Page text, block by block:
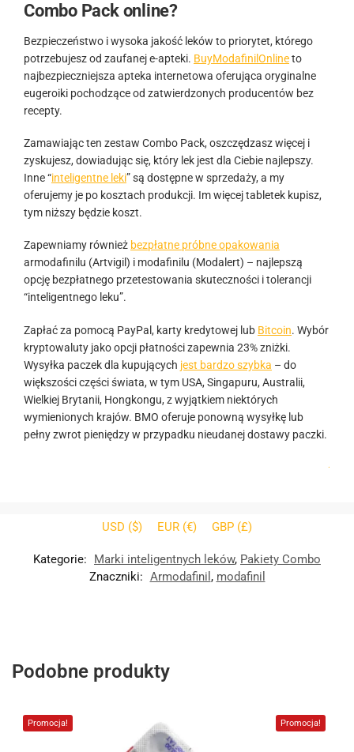
Combo Pack online?
Bezpieczeństwo i wysoka jakość leków to priorytet, którego
potrzebujesz od zaufanej e-apteki. BuyModafinilOnlineto
najbezpieczniejsza apteka internetowa oferująca oryginalne
eugeroiki pochodzące od zatwierdzonych producentów bez
recepty.
Zamawiając ten zestaw Combo Pack, oszczędzasz więcej i
zyskujesz, dowiadując się, który lek jest dla Ciebie najlepszy.
Inne “inteligentne leki” są dostępne w sprzedaży, a my
oferujemy je po kosztach produkcji. Im więcej tabletek kupisz,
tym niższy będzie koszt.
Zapewniamy również bezpłatne próbne opakowania
armodafinilu (Artvigil) i modafinilu (Modalert) – najlepszą
opcję bezpłatnego przetestowania skuteczności i tolerancji
“inteligentnego leku”.
Zapłać za pomocą PayPal, karty kredytowej lub Bitcoin. Wybór
kryptowaluty jako opcji płatności zapewnia 23% zniżki.
Wysyłka paczek dla kupujących jest bardzo szybka – do
większości części świata, w tym USA, Singapuru, Australii,
Wielkiej Brytanii, Hongkongu, z wyjątkiem niektórych
wymienionych krajów. BMO oferuje ponowną wysyłkę lub
pełny zwrot pieniędzy w przypadku nieudanej dostawy paczki.
.
USD ($) EUR (€) GBP (£)
Kategorie: Marki inteligentnych leków, Pakiety Combo
Znaczniki: Armodafinil , modafinil
Podobne produkty
Promocja! Promocja!